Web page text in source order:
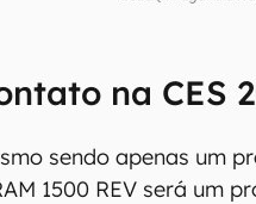
na CES
sendo apenas um
1500 REV será um